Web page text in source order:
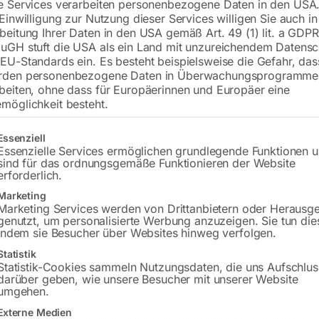
€ 18,00
inkl. MwSt. zzgl.Versandkosten
Lieferzeit:ca. 2 - 3 Tage
Bitte beachten Sie: Die Versandkosten
In den
Sie haben
Gerne
Services verarbeiten personenbezogene Daten in den
zur Nutzung dieser Services willigen Sie auch
Ihrer Daten in den USA gemäß Art. 49 (1) lit. a
stuft die USA als ein Land mit unzureichendem
Standards ein. Es besteht beispielsweise die Gefahr,
personenbezogene Daten in
ohne dass für Europäerinnen und Europäer eine
besteht.
eine Liste der Service-Gruppen, für die eine Einwilligung erteilt
Services ermöglichen grundlegende Funktionen
für das ordnungsgemäße Funktionieren der Website
Services werden von Drittanbietern oder
um personalisierte Werbung anzuzeigen. Sie tun
sie Besucher über Websites hinweg verfolgen.
Cookies sammeln Nutzungsdaten, die uns
geben, wie unsere Besucher mit unserer Website
Medien